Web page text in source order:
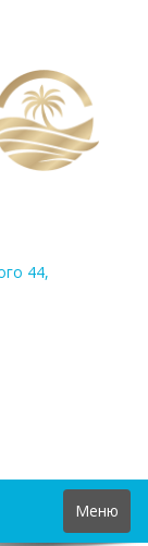
44,
Toggle
navigation
Меню